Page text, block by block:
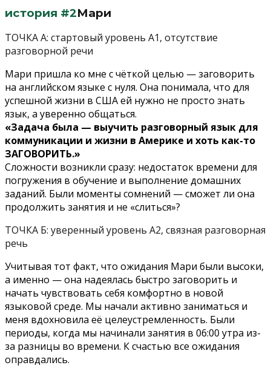
история #2Мари
ТОЧКА А: стартовый уровень А1, отсутствие
разговорной речи
Мари пришла ко мне с чёткой целью — заговорить
на английском языке с нуля. Она понимала, что для
успешной жизни в США ей нужно не просто знать
язык, а уверенно общаться.
«Задача была — выучить разговорный язык для
коммуникации и жизни в Америке и хоть как-то
ЗАГОВОРИТЬ.»
Сложности возникли сразу: недостаток времени для
погружения в обучение и выполнение домашних
заданий. Были моменты сомнений — сможет ли она
продолжить занятия и не «слиться»?
ТОЧКА Б: уверенный уровень А2, связная разговорная
речь
Учитывая тот факт, что ожидания Мари были высоки,
а именно — она надеялась быстро заговорить и
начать чувствовать себя комфортно в новой
языковой среде. Мы начали активно заниматься и
меня вдохновила её целеустремленность. Были
периоды, когда мы начинали занятия в 06:00 утра из-
за разницы во времени. К счастью все ожидания
оправдались.